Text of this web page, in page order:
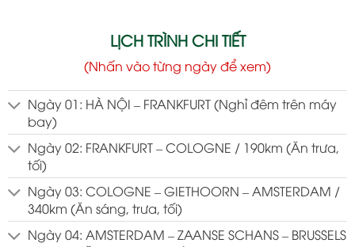
LỊCH TRÌNH CHI TIẾT
(Nhấn vào từng ngày để xem)
Ngày 01: HÀ NỘI – FRANKFURT (Nghỉ đêm trên máy
bay)
Ngày 02: FRANKFURT – COLOGNE / 190km (Ăn trưa,
tối)
Ngày 03: COLOGNE – GIETHOORN – AMSTERDAM /
340km (Ăn sáng, trưa, tối)
Ngày 04: AMSTERDAM – ZAANSE SCHANS – BRUSSELS